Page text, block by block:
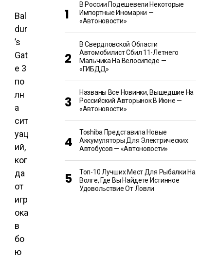
Bal
dur
’s
Gat
e 3
по
лн
а
сит
уац
ий,
ког
да
от
игр
ока
в
бо
ю
В России Подешевели Некоторые
Импортные Иномарки —
«Автоновости»
В Свердловской Области
Автомобилист Сбил 11-Летнего
Мальчика На Велосипеде —
«ГИБДД»
Названы Все Новинки, Вышедшие На
Российский Авторынок В Июне —
«Автоновости»
Toshiba Представила Новые
Аккумуляторы Для Электрических
Автобусов — «Автоновости»
Топ-10 Лучших Мест Для Рыбалки На
Волге, Где Вы Найдете Истинное
Удовольствие От Ловли